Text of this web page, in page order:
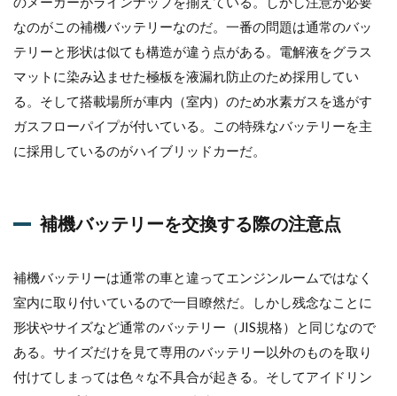
＝直
せな
1.9
では
な
く、
整備
なのがこの補機バッテリーなのだ。一番の問題は通常のバッ
テリーと形状は似ても構造が違う点がある。電解液をグラス
マットに染み込ませた極板を液漏れ防止のため採用してい
る。そして搭載場所が車内（室内）のため水素ガスを逃がす
ガスフローパイプが付いている。この特殊なバッテリーを主
に採用しているのがハイブリッドカーだ。
補機バッテリーを交換する際の注意点
補機バッテリーは通常の車と違ってエンジンルームではなく
室内に取り付いているので一目瞭然だ。しかし残念なことに
形状やサイズなど通常のバッテリー（JIS規格）と同じなので
ある。サイズだけを見て専用のバッテリー以外のものを取り
付けてしまっては色々な不具合が起きる。そしてアイドリン